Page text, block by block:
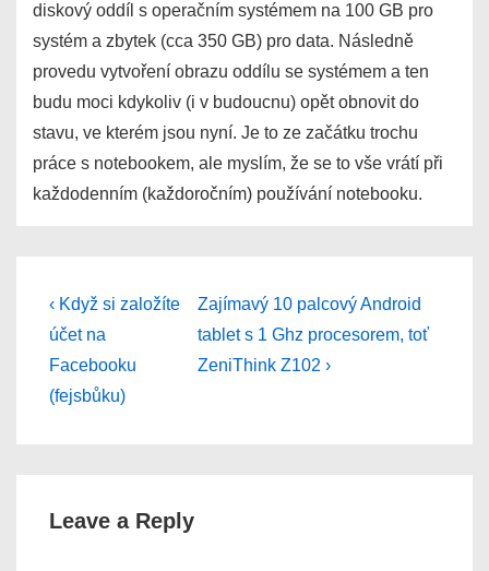
diskový oddíl s operačním systémem na 100 GB pro
systém a zbytek (cca 350 GB) pro data. Následně
provedu vytvoření obrazu oddílu se systémem a ten
budu moci kdykoliv (i v budoucnu) opět obnovit do
stavu, ve kterém jsou nyní. Je to ze začátku trochu
práce s notebookem, ale myslím, že se to vše vrátí při
každodenním (každoročním) používání notebooku.
Post
navigation
Previous
Post
is
‹ Když si založíte
účet na
Facebooku
(fejsbůku)
Next
Post
is
Zajímavý 10 palcový Android
tablet s 1 Ghz procesorem, toť
ZeniThink Z102 ›
Leave a Reply